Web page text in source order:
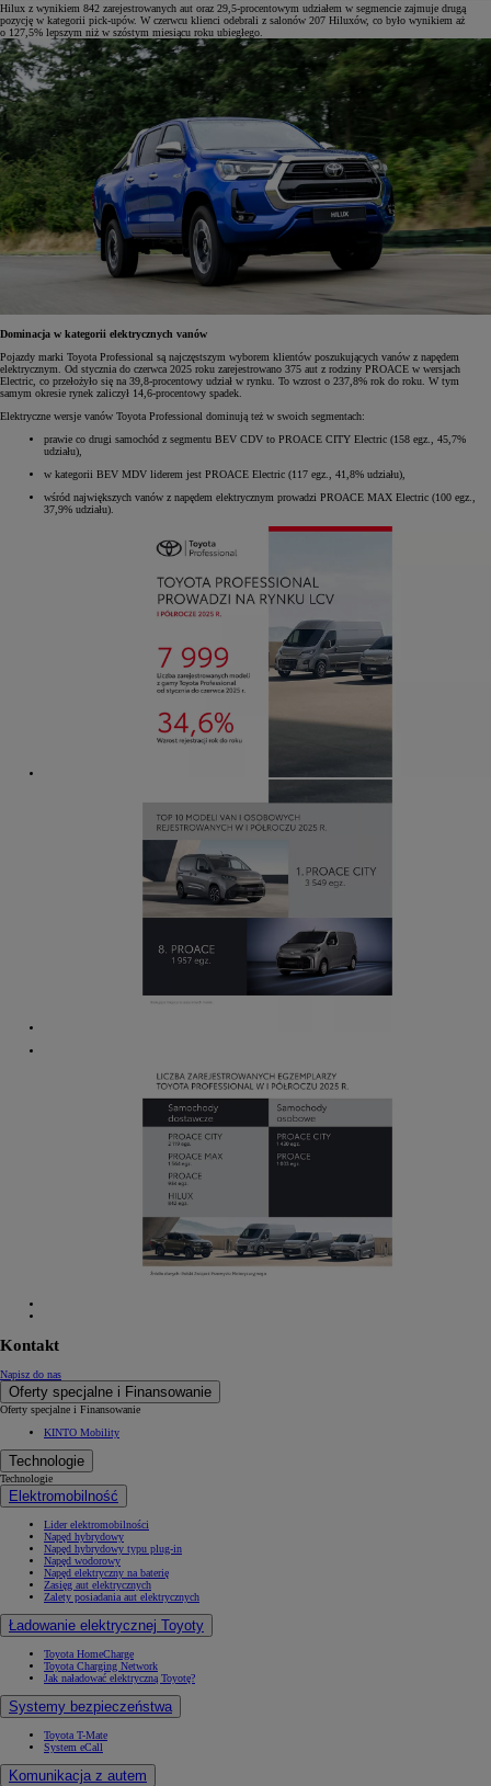
Hilux z wynikiem 842 zarejestrowanych aut oraz 29,5-procentowym udziałem w segmencie zajmuje drugą
pozycję w kategorii pick-upów. W czerwcu klienci odebrali z salonów 207 Hiluxów, co było wynikiem aż
o 127,5% lepszym niż w szóstym miesiącu roku ubiegłego.
Dominacja w kategorii elektrycznych vanów
Pojazdy marki Toyota Professional są najczęstszym wyborem klientów poszukujących vanów z napędem
elektrycznym. Od stycznia do czerwca 2025 roku zarejestrowano 375 aut z rodziny PROACE w wersjach
Electric, co przełożyło się na 39,8-procentowy udział w rynku. To wzrost o 237,8% rok do roku. W tym
samym okresie rynek zaliczył 14,6-procentowy spadek.
Elektryczne wersje vanów Toyota Professional dominują też w swoich segmentach:
prawie co drugi samochód z segmentu BEV CDV to PROACE CITY Electric (158 egz., 45,7%
udziału),
w kategorii BEV MDV liderem jest PROACE Electric (117 egz., 41,8% udziału),
wśród największych vanów z napędem elektrycznym prowadzi PROACE MAX Electric (100 egz.,
37,9% udziału).
Kontakt
Napisz do nas
Oferty specjalne i Finansowanie
Oferty specjalne i Finansowanie
KINTO Mobility
Technologie
Technologie
Elektromobilność
Lider elektromobilności
Napęd hybrydowy
Napęd hybrydowy typu plug-in
Napęd wodorowy
Napęd elektryczny na baterię
Zasięg aut elektrycznych
Zalety posiadania aut elektrycznych
Ładowanie elektrycznej Toyoty
Toyota HomeCharge
Toyota Charging Network
Jak naładować elektryczną Toyotę?
Systemy bezpieczeństwa
Toyota T-Mate
System eCall
Komunikacja z autem